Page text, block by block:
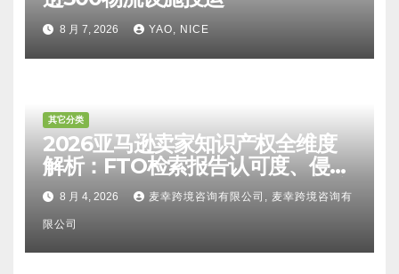
8 月 7, 2026 YAO, NICE
其它分类
2026亚马逊卖家知识产权全维度
解析：FTO检索报告认可度、侵权
比对区别、TRO应诉方法及服务商
甄选避坑全攻略
8 月 4, 2026 麦幸跨境咨询有限公司, 麦幸跨境咨询有
限公司